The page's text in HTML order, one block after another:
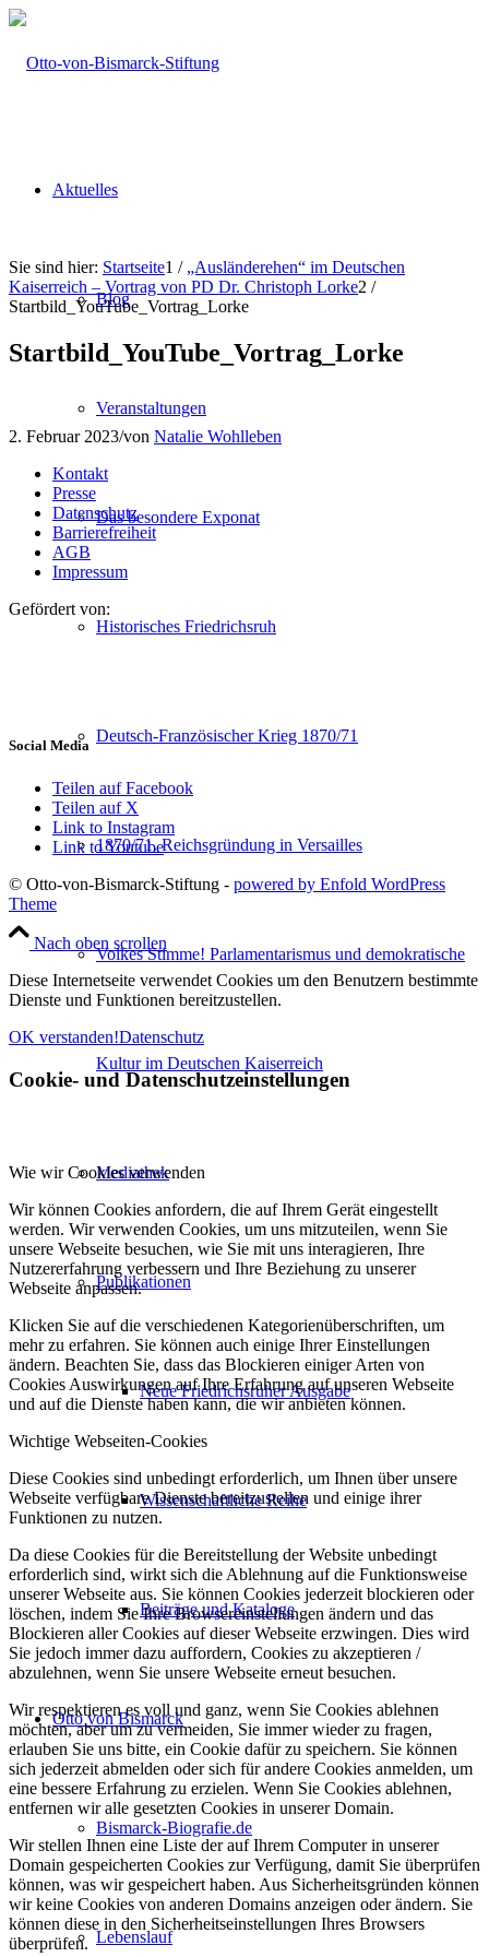
Aktuelles
Blog
Veranstaltungen
Das besondere Exponat
Historisches Friedrichsruh
Deutsch-Französischer Krieg 1870/71
1870/71. Reichsgründung in Versailles
Volkes Stimme! Parlamentarismus und demokratische
Kultur im Deutschen Kaiserreich
Mediathek
Publikationen
Neue Friedrichsruher Ausgabe
Wissenschaftliche Reihe
Beiträge und Kataloge
Otto von Bismarck
Bismarck-Biografie.de
Lebenslauf
Sie sind hier: Startseite1 / „Ausländerehen“ im Deutschen
Kaiserreich – Vortrag von PD Dr. Christoph Lorke2 /
Startbild_YouTube_Vortrag_Lorke
Startbild_YouTube_Vortrag_Lorke
2. Februar 2023/von Natalie Wohlleben
Kontakt
Presse
Datenschutz
Barrierefreiheit
AGB
Impressum
Gefördert von:
Social Media
Teilen auf Facebook
Teilen auf X
Link to Instagram
Link to Youtube
© Otto-von-Bismarck-Stiftung - powered by Enfold WordPress
Theme
Nach oben scrollen
Diese Internetseite verwendet Cookies um den Benutzern bestimmte
Dienste und Funktionen bereitzustellen.
OK verstanden!Datenschutz
Cookie- und Datenschutzeinstellungen
Wie wir Cookies verwenden
Wir können Cookies anfordern, die auf Ihrem Gerät eingestellt
werden. Wir verwenden Cookies, um uns mitzuteilen, wenn Sie
unsere Webseite besuchen, wie Sie mit uns interagieren, Ihre
Nutzererfahrung verbessern und Ihre Beziehung zu unserer
Webseite anpassen.
Klicken Sie auf die verschiedenen Kategorienüberschriften, um
mehr zu erfahren. Sie können auch einige Ihrer Einstellungen
ändern. Beachten Sie, dass das Blockieren einiger Arten von
Cookies Auswirkungen auf Ihre Erfahrung auf unseren Webseite
und auf die Dienste haben kann, die wir anbieten können.
Wichtige Webseiten-Cookies
Diese Cookies sind unbedingt erforderlich, um Ihnen über unsere
Webseite verfügbare Dienste bereitzustellen und einige ihrer
Funktionen zu nutzen.
Da diese Cookies für die Bereitstellung der Website unbedingt
erforderlich sind, wirkt sich die Ablehnung auf die Funktionsweise
unserer Webseite aus. Sie können Cookies jederzeit blockieren oder
löschen, indem Sie Ihre Browsereinstellungen ändern und das
Blockieren aller Cookies auf dieser Webseite erzwingen. Dies wird
Sie jedoch immer dazu auffordern, Cookies zu akzeptieren /
abzulehnen, wenn Sie unsere Webseite erneut besuchen.
Wir respektieren es voll und ganz, wenn Sie Cookies ablehnen
möchten, aber um zu vermeiden, Sie immer wieder zu fragen,
erlauben Sie uns bitte, ein Cookie dafür zu speichern. Sie können
sich jederzeit abmelden oder sich für andere Cookies anmelden, um
eine bessere Erfahrung zu erzielen. Wenn Sie Cookies ablehnen,
entfernen wir alle gesetzten Cookies in unserer Domain.
Wir stellen Ihnen eine Liste der auf Ihrem Computer in unserer
Domain gespeicherten Cookies zur Verfügung, damit Sie überprüfen
können, was wir gespeichert haben. Aus Sicherheitsgründen können
wir keine Cookies von anderen Domains anzeigen oder ändern. Sie
können diese in den Sicherheitseinstellungen Ihres Browsers
überprüfen.